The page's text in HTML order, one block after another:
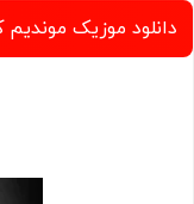
هزارتومان!!
دانلود موزیک موندیم